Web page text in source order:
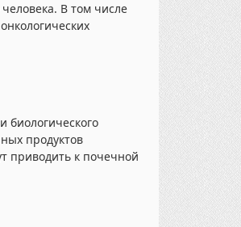
В том числе
продуктов
приводить к почечной